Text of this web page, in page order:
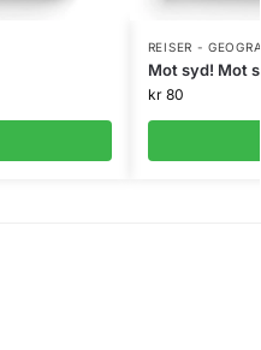
REISER -
Mot syd! Mot
kr80